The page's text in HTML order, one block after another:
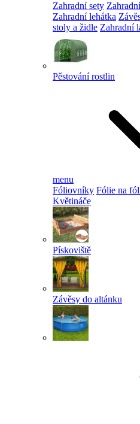
Zahradní sety
Zahradní lehátka
stoly a židle Zahradní
Pěstování rostlin
menu
Fóliovníky Fólie na
Květináče
Pískoviště
Závěsy do altánku